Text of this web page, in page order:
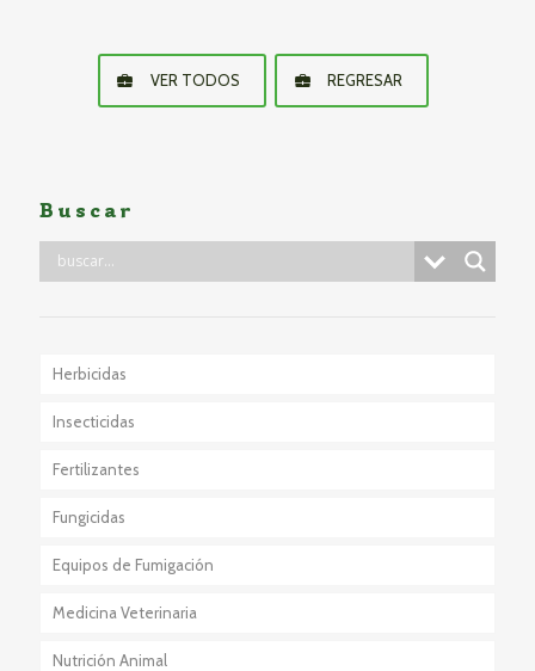
VER TODOS REGRESAR
Buscar
Herbicidas
Insecticidas
Fertilizantes
Fungicidas
Equipos de Fumigación
Medicina Veterinaria
Nutrición Animal